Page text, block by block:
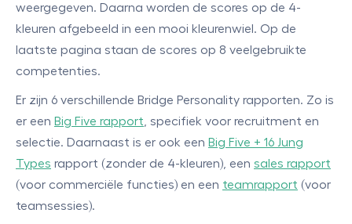
weergegeven. Daarna worden de scores op de 4-
kleuren afgebeeld in een mooi kleurenwiel. Op de
laatste pagina staan de scores op 8 veelgebruikte
competenties.
Er zijn 6 verschillende Bridge Personality rapporten. Zo is
er een Big Five rapport , specifiek voor recruitment en
selectie. Daarnaast is er ook een Big Five + 16 Jung
Types rapport (zonder de 4-kleuren), een sales rapport
(voor commerciële functies) en een teamrapport (voor
teamsessies).